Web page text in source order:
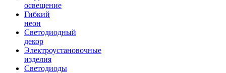
освещение
Гибкий
неон
Светодиодный
декор
Электроустановочные
изделия
Светодиоды